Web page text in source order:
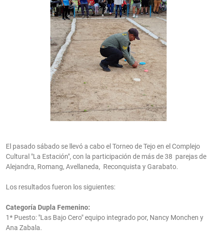
El pasado sábado se llevó a cabo el Torneo de Tejo en el Complejo
Cultural "La Estación", con la participación de más de 38 parejas de
Alejandra, Romang, Avellaneda, Reconquista y Garabato.
Los resultados fueron los siguientes:
Categoría Dupla Femenino:
1* Puesto: "Las Bajo Cero" equipo integrado por, Nancy Monchen y
Ana Zabala.